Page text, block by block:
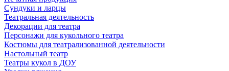
Сундуки и ларцы
Театральная деятельность
Декорации для театра
Персонажи для кукольного театра
Костюмы для театрализованной деятельности
Настольный театр
Театры кукол в ДОУ